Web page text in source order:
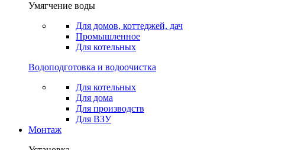
Умягчение воды
Для домов, коттеджей, дач
Промышленное
Для котельных
Водоподготовка и водоочистка
Для котельных
Для дома
Для производств
Для ВЗУ
Монтаж